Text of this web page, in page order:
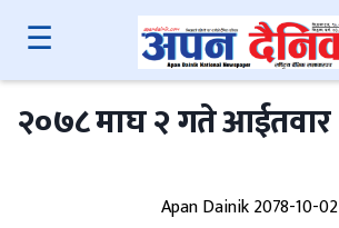
☰
२०७८ माघ २ गते आईतवार
Apan Dainik 2078-10-02